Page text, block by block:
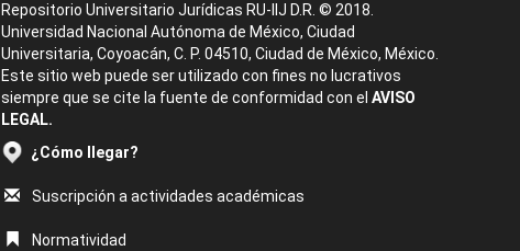
Repositorio Universitario Jurídicas RU-IIJ D.R. © 2018.
Universidad Nacional Autónoma de México, Ciudad
Universitaria, Coyoacán, C. P. 04510, Ciudad de México, México.
Este sitio web puede ser utilizado con fines no lucrativos
siempre que se cite la fuente de conformidad con el AVISO
LEGAL.
¿Cómo llegar?
Suscripción a actividades académicas
Normatividad